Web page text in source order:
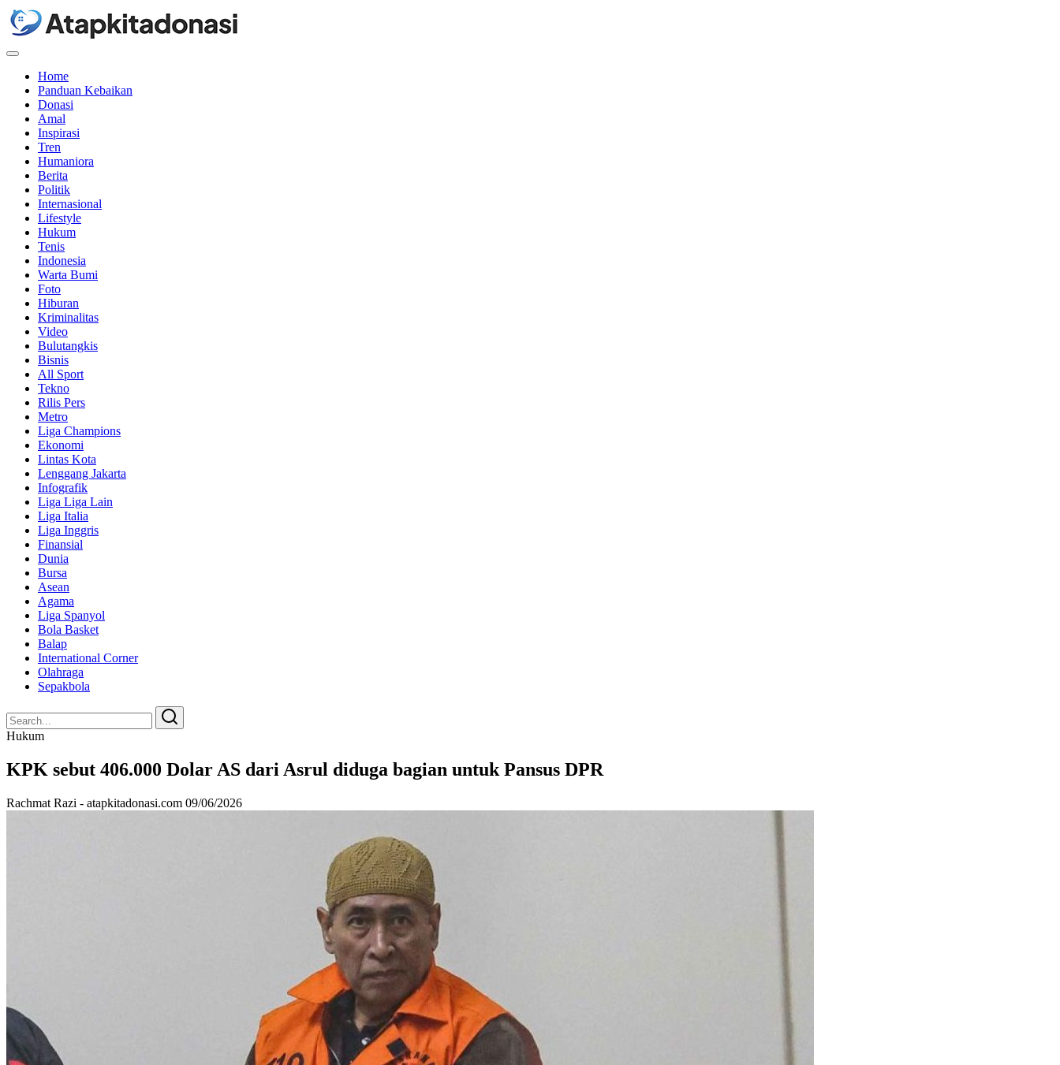
Menu
Home
Panduan Kebaikan
Donasi
Amal
Inspirasi
Tren
Humaniora
Berita
Politik
Internasional
Lifestyle
Hukum
Tenis
Indonesia
Warta Bumi
Foto
Hiburan
Kriminalitas
Video
Bulutangkis
Bisnis
All Sport
Tekno
Rilis Pers
Metro
Liga Champions
Ekonomi
Lintas Kota
Lenggang Jakarta
Infografik
Liga Liga Lain
Liga Italia
Liga Inggris
Finansial
Dunia
Bursa
Asean
Agama
Liga Spanyol
Bola Basket
Balap
International Corner
Olahraga
Sepakbola
Search
for:
Search
Hukum
KPK sebut 406.000 Dolar AS dari Asrul diduga bagian untuk Pansus DPR
Rachmat Razi - atapkitadonasi.com 09/06/2026